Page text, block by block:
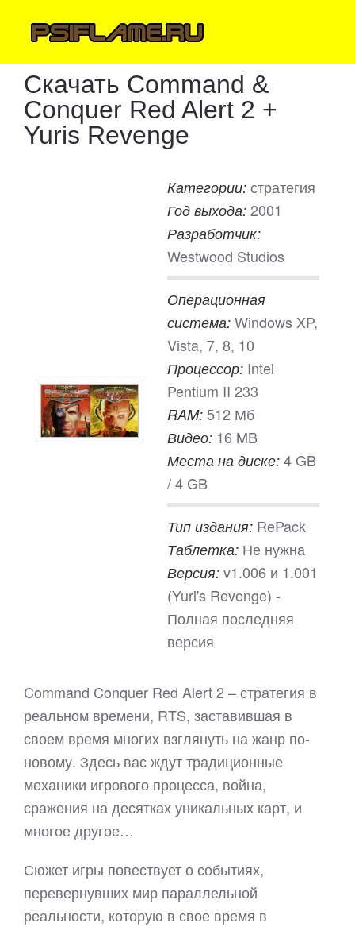
Скачать Command &
Conquer Red Alert 2 +
Yuris Revenge
Категории: стратегия
Год выхода: 2001
Разработчик:
Westwood Studios
Операционная
система: Windows XP,
Vista, 7, 8, 10
Процессор: Intel
Pentium II 233
RAM: 512 Мб
Видео: 16 MB
Места на диске: 4 GB
/ 4 GB
Тип издания: RePack
Таблетка: Не нужна
Версия: v1.006 и 1.001
(Yuri's Revenge) -
Полная последняя
версия
Command Conquer Red Alert 2 – стратегия в
реальном времени, RTS, заставившая в
своем время многих взглянуть на жанр по-
новому. Здесь вас ждут традиционные
механики игрового процесса, война,
сражения на десятках уникальных карт, и
многое другое…
Сюжет игры повествует о событиях,
перевернувших мир параллельной
реальности, которую в свое время в